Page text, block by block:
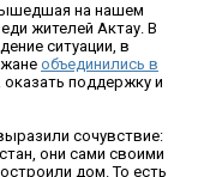
на нашем
жителей Актау. В
ситуации, в
объединились в
поддержку и
сочувствие:
они сами своими
дом. То есть